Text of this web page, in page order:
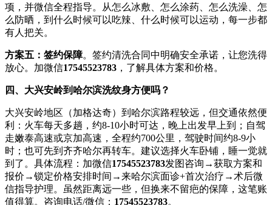
项，并微信全程指导。从怎么冰敷、怎么涂药、怎么洗澡、怎
么防晒，到什么时候可以吃辣、什么时候可以运动，每一步都
有人把关。
方案五：签约保障。签约清洗合同中明确安全承诺，让您洗得
放心。加微信17545523783 ，了解具体方案和价格。
四、大兴安岭到哈尔滨洗纹身方便吗？
大兴安岭地区（加格达奇）到哈尔滨路程较远，但交通依然便
利：火车每天多趟，约8-10小时可达，晚上出发早上到；自驾
走嫩泰高速或京加高速，全程约700公里，驾驶时间约8-9小
时；也可先到齐齐哈尔再转车。建议选择火车卧铺，睡一觉就
到了。具体流程：加微信17545523783发图咨询→获取方案和
报价→锁定价格安排时间→来哈尔滨面诊+首次治疗→术后微
信指导护理。虽然距离远一些，但换来不留疤的保障，这笔账
值得算。咨询电话/微信： 17545523783。